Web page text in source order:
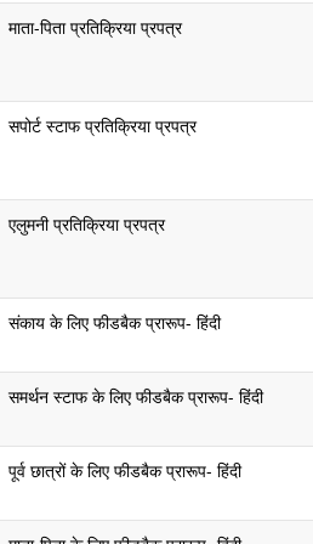
माता-पिता प्रतिक्रिया प्रपत्र
सपोर्ट स्टाफ प्रतिक्रिया प्रपत्र
एलुमनी प्रतिक्रिया प्रपत्र
संकाय के लिए फीडबैक प्रारूप- हिंदी
समर्थन स्टाफ के लिए फीडबैक प्रारूप- हिंदी
पूर्व छात्रों के लिए फीडबैक प्रारूप- हिंदी